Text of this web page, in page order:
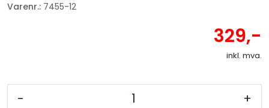
Varenr.: 7455-12
329,-
inkl. mva.
- +
Nyheter